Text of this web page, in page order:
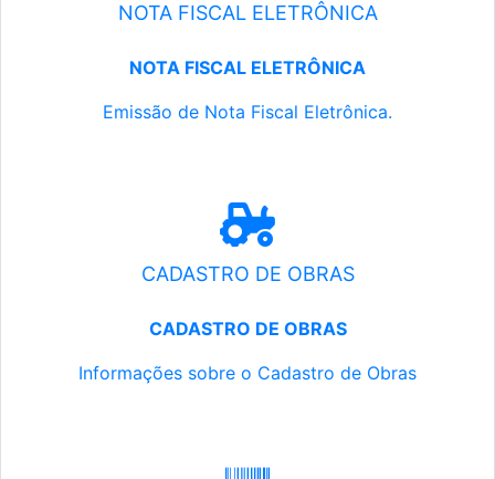
NOTA FISCAL ELETRÔNICA
NOTA FISCAL ELETRÔNICA
Emissão de Nota Fiscal Eletrônica.
CADASTRO DE OBRAS
CADASTRO DE OBRAS
Informações sobre o Cadastro de Obras